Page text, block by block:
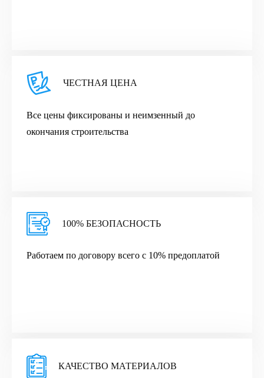
ЧЕСТНАЯ ЦЕНА
Все цены фиксированы и неимзенный до
окончания строительства
100% БЕЗОПАСНОСТЬ
Работаем по договору всего с 10% предоплатой
КАЧЕСТВО МАТЕРИАЛОВ